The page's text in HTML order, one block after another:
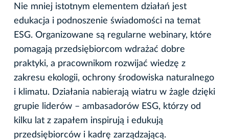
Nie mniej istotnym elementem działań jest
edukacja i podnoszenie świadomości na temat
ESG. Organizowane są regularne webinary, które
pomagają przedsiębiorcom wdrażać dobre
praktyki, a pracownikom rozwijać wiedzę z
zakresu ekologii, ochrony środowiska naturalnego
i klimatu. Działania nabierają wiatru w żagle dzięki
grupie liderów – ambasadorów ESG, którzy od
kilku lat z zapałem inspirują i edukują
przedsiębiorców i kadrę zarządzającą.